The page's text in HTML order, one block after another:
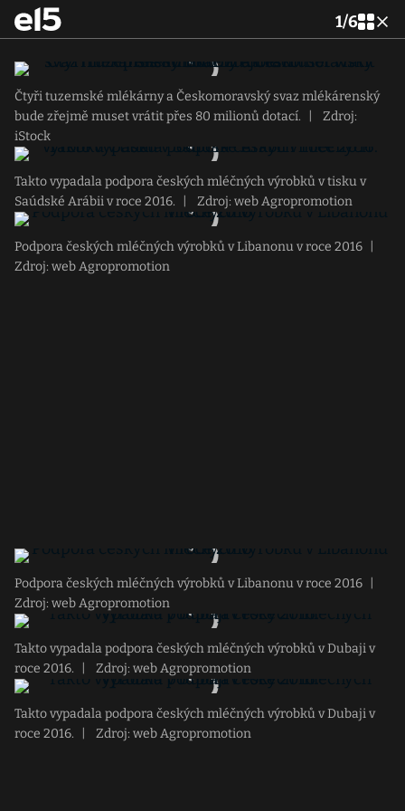
1/6
Čtyři tuzemské mlékárny a Českomoravský svaz mlékárenský
bude zřejmě muset vrátit přes 80 milionů dotací.
Zdroj:
iStock
Takto vypadala podpora českých mléčných výrobků v tisku v
Saúdské Arábii v roce 2016.
Zdroj: web Agropromotion
Podpora českých mléčných výrobků v Libanonu v roce 2016
Zdroj: web Agropromotion
Podpora českých mléčných výrobků v Libanonu v roce 2016
Zdroj: web Agropromotion
Takto vypadala podpora českých mléčných výrobků v Dubaji v
roce 2016.
Zdroj: web Agropromotion
Takto vypadala podpora českých mléčných výrobků v Dubaji v
roce 2016.
Zdroj: web Agropromotion